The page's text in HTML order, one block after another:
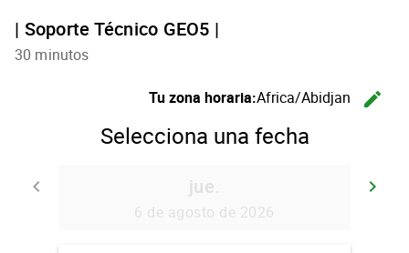
| Soporte Técnico GEO5 |
30 minutos
Tu zona horaria:Africa/Abidjan
edit
Selecciona una fecha
keyboard_arrow_left
Volver
keyboard_arrow_right
jue.
6 de agosto de 2026